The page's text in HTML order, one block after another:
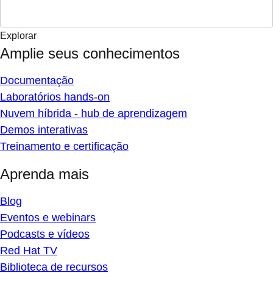
Explorar
Amplie seus conhecimentos
Documentação
Laboratórios hands-on
Nuvem híbrida - hub de aprendizagem
Demos interativas
Treinamento e certificação
Aprenda mais
Blog
Eventos e webinars
Podcasts e vídeos
Red Hat TV
Biblioteca de recursos